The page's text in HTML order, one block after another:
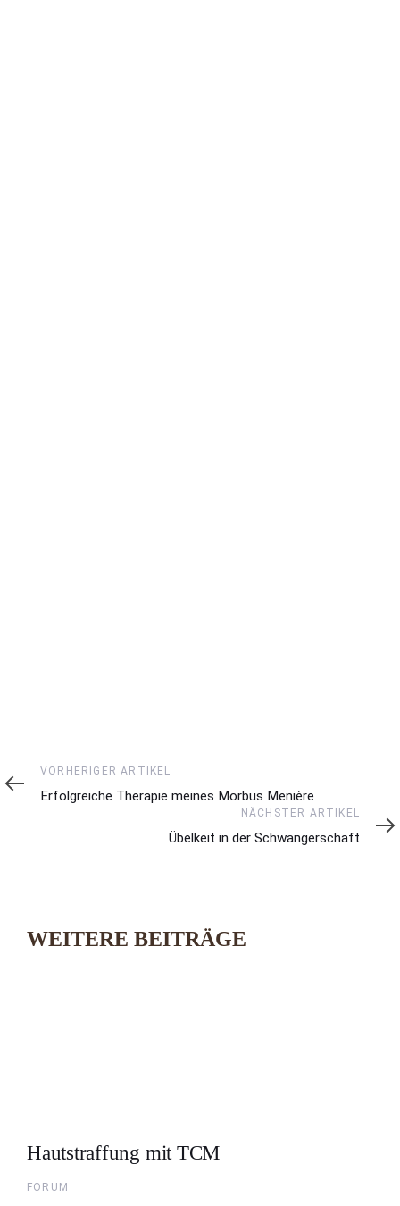
Vorheriger
VORHERIGER ARTIKEL
Erfolgreiche Therapie meines Morbus Menière
Artikel
NÄCHSTER ARTIKEL
Übelkeit in der Schwangerschaft
WEITERE BEITRÄGE
Hautstraffung mit TCM
FORUM